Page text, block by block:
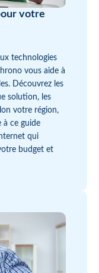
votre
technologies
vous aide à
Découvrez les
solution, les
votre région,
à ce guide
qui
budget et